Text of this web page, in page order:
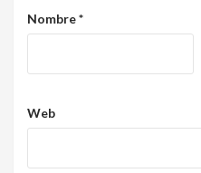
Nombre*
Web